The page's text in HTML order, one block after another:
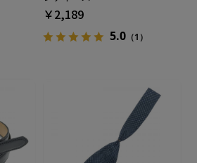
￥2,189
5.0 （1）